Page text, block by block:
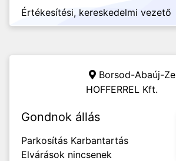
Értékesítési, kereskedelmi vezető
Borsod-Abaúj-
HOFFERREL Kft.
Gondnok állás
Parkosítás Karbantartás
Elvárások nincsenek